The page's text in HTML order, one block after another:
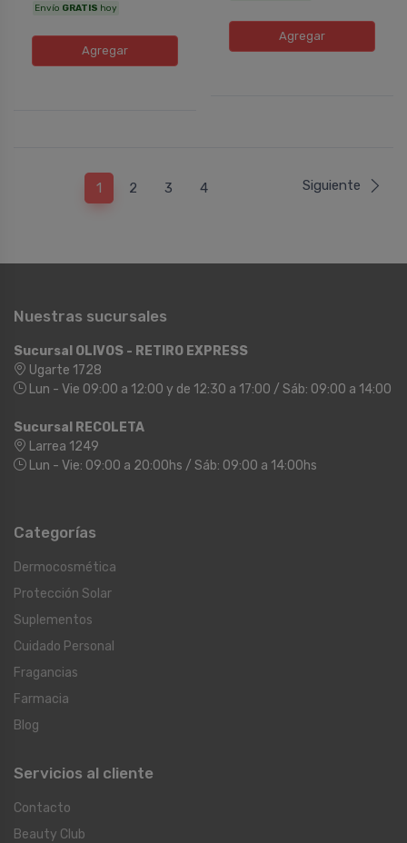
Envío GRATIS hoy
Agregar
Agregar
1 2 3 4 Siguiente
Nuestras sucursales
Sucursal OLIVOS - RETIRO EXPRESS
Ugarte 1728
Lun - Vie 09:00 a 12:00 y de 12:30 a 17:00 / Sáb: 09:00 a 14:00
Sucursal RECOLETA
Larrea 1249
Lun - Vie: 09:00 a 20:00hs / Sáb: 09:00 a 14:00hs
Categorías
Dermocosmética
Protección Solar
Suplementos
Cuidado Personal
Fragancias
Farmacia
Blog
Servicios al cliente
Contacto
Beauty Club